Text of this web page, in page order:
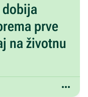
prve
na životnu